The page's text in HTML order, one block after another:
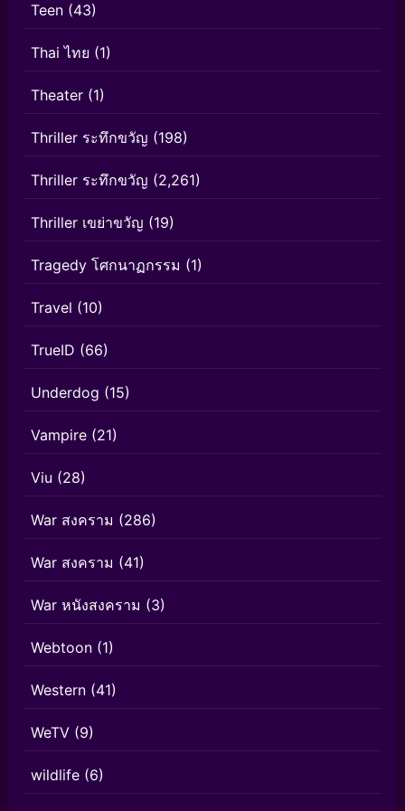
Teen (43)
Thai ไทย (1)
Theater (1)
Thriller ระทึกขวัญ (198)
Thriller ระทึกขวัญ (2,261)
Thriller เขย่าขวัญ (19)
Tragedy โศกนาฏกรรม (1)
Travel (10)
TrueID (66)
Underdog (15)
Vampire (21)
Viu (28)
War สงคราม (286)
War สงคราม (41)
War หนังสงคราม (3)
Webtoon (1)
Western (41)
WeTV (9)
wildlife (6)